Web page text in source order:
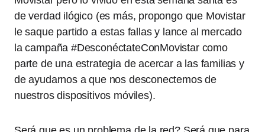
de verdad ilógico (es más, propongo que Movistar
le saque partido a estas fallas y lance al mercado
la campaña #DesconéctateConMovistar como
parte de una estrategia de acercar a las familias y
de ayudarnos a que nos desconectemos de
nuestros dispositivos móviles).